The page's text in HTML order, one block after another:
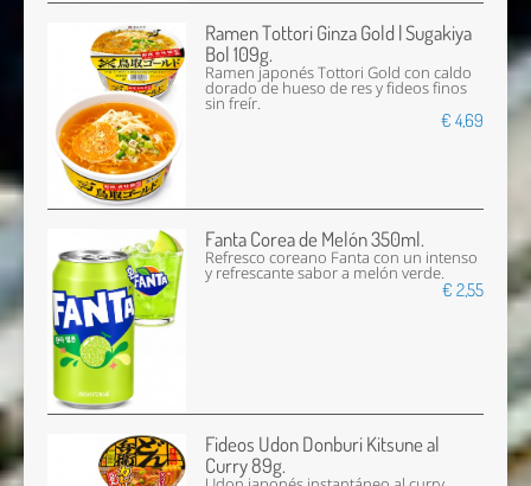
Ramen Tottori Ginza Gold | Sugakiya
Bol 109g.
Ramen japonés Tottori Gold con caldo
dorado de hueso de res y fideos finos
sin freír.
€ 4,69
Fanta Corea de Melón 350ml.
Refresco coreano Fanta con un intenso
y refrescante sabor a melón verde.
€ 2,55
Fideos Udon Donburi Kitsune al
Curry 89g.